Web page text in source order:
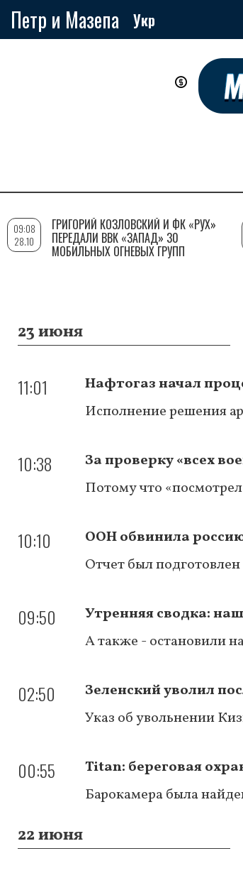
Петр и Мазепа Укр
23 июня
11:01
Нафтогаз начал
Исполнение решения
10:38
За проверку «всех
Потому что
10:10
ООН обвинила
Отчет был
09:50
Утренняя сводка:
А также - остановили
02:50
Зеленский уволил
Указ об увольнении
00:55
Titan: береговая
Барокамера была
22 июня
09:08
28.10
ГРИГОРИЙ КОЗЛОВСКИЙ И ФК «РУХ»
ПЕРЕДАЛИ ВВК «ЗАПАД» 30
МОБИЛЬНЫХ ОГНЕВЫХ ГРУПП